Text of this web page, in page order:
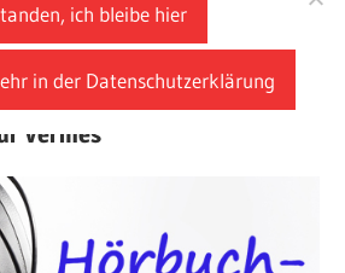
Vermes
ich bleibe hier
in der Datenschutzerklärung